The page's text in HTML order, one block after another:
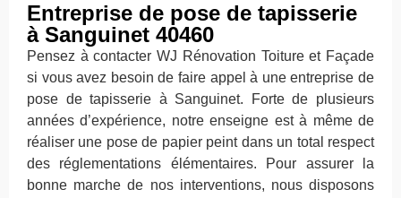
Entreprise de pose de tapisserie
à Sanguinet 40460
Pensez à contacter WJ Rénovation Toiture et Façade
si vous avez besoin de faire appel à une entreprise de
pose de tapisserie à Sanguinet. Forte de plusieurs
années d’expérience, notre enseigne est à même de
réaliser une pose de papier peint dans un total respect
des réglementations élémentaires. Pour assurer la
bonne marche de nos interventions, nous disposons